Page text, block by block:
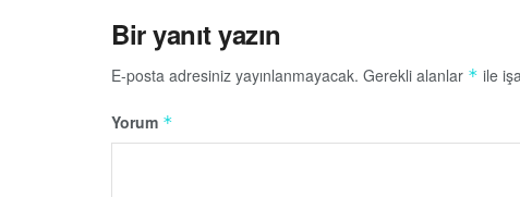
Bir yanıt yazın
E-posta adresiniz yayınlanmayacak. Gerekli alanlar * ile
Yorum *